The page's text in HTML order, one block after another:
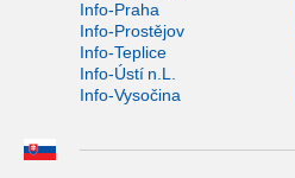
Info-Praha
Info-Prostějov
Info-Teplice
Info-Ústí n.L.
Info-Vysočina